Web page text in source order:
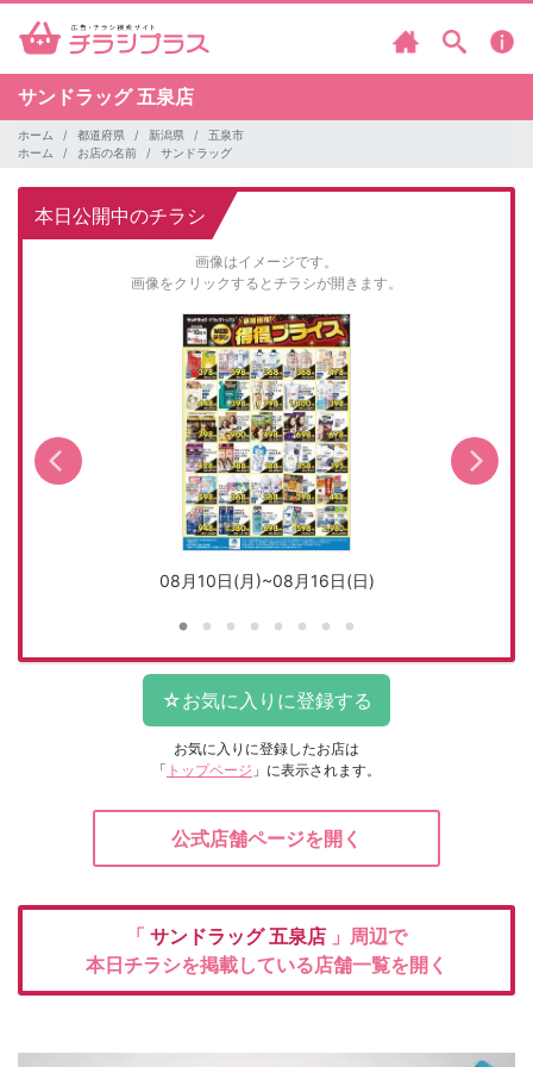
サンドラッグ 五泉店
ホーム 都道府県 新潟県
五泉市
ホーム
お店の名前 サンドラッグ
本日公開中のチラシ
画像はイメージです。
画像をクリックするとチラシが開きます。
08月10日(月)~08月16日(日)
お気に入りに登録したお店は
「 トップページ 」に表示されます。
公式店舗ページを開く
「 サンドラッグ 五泉店 」周辺で
本日チラシを掲載している店舗一覧を開く